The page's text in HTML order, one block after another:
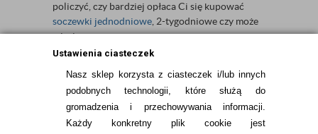
Ustawienia ciasteczek
Nasz sklep korzysta z ciasteczek i/lub innych
podobnych technologii, które służą do
gromadzenia i przechowywania informacji.
Każdy konkretny plik cookie jest
policzyć, czy bardziej opłaca Ci się kupować
soczewki jednodniowe , 2-tygodniowe czy może
miesięczne.
Sortuj po: